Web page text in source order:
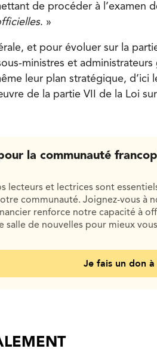
de procéder à l’examen
. »
et pour évoluer sur la
ministres et
leur plan stratégique,
de la partie VII de la Loi
la communauté
lecteurs et lectrices sont
communauté. Joignez-vous à
renforce notre capacité à
salle de nouvelles pour mieux
Je fais un don